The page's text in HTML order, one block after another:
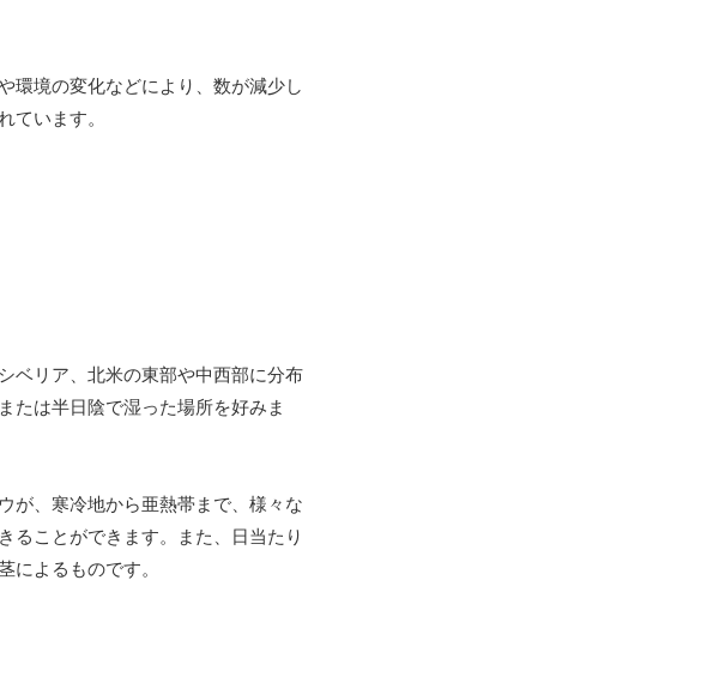
環境の変化などにより、数が減少し
ています。
ベリア、北米の東部や中西部に分布
たは半日陰で湿った場所を好みま
が、寒冷地から亜熱帯まで、様々な
ることができます。また、日当たり
によるものです。